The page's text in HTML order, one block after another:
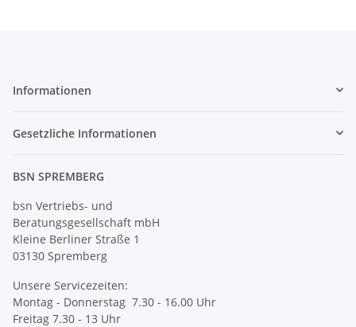
Informationen
Gesetzliche Informationen
BSN SPREMBERG
bsn Vertriebs- und
Beratungsgesellschaft mbH
Kleine Berliner Straße 1
03130 Spremberg
Unsere Servicezeiten:
Montag - Donnerstag 7.30 - 16.00 Uhr
Freitag 7.30 - 13 Uhr